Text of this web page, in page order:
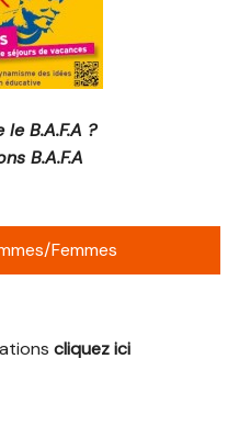
le B.A.F.A ?
B.A.F.A
Femmes
cliquez ici